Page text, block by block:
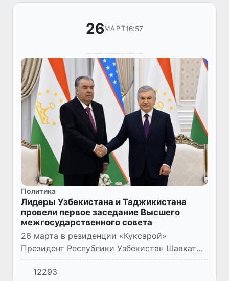
26МАРТ16:57
Политика
Лидеры Узбекистана и Таджикистана
провели первое заседание Высшего
межгосударственного совета
26 марта в резиденции «Куксарой»
Президент Республики Узбекистан Шавкат
Мирзиёев и Президент Республики
Таджикистан Эмомали Рахмон провели
12293